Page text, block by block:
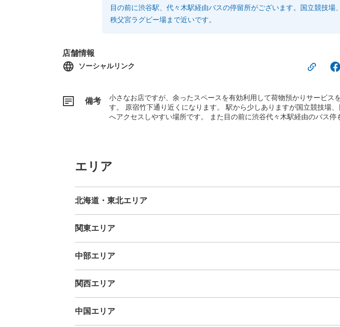
目の前に渋谷駅、代々木駅経由バスの停留所がございます。国立競技場
秩父宮ラグビー場まで近いです。
店舗情報
ソーシャルリンク
備考
小さなお店ですが、余ったスペースを有効利用して荷物預かりサービス
す。 原宿竹下通り近くになります。 駅から少しありますが国立競技場
へアクセスしやすい場所です。 また目の前に渋谷代々木駅経由のバス停
エリア
北海道・東北エリア
関東エリア
中部エリア
関西エリア
中国エリア